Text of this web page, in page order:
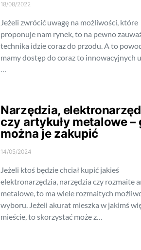
18/08/2022
Jeżeli zwrócić uwagę na możliwości, które
proponuje nam rynek, to na pewno
technika idzie coraz do przodu. A to
mamy dostęp do coraz to innowacyjnych
…
Narzędzia,
czy artykuły metalowe –
można je zakupić
14/05/2024
Jeżeli ktoś będzie chciał kupić jakieś
elektronarzędzia, narzędzia czy rozmaite
metalowe, to ma wiele rozmaitych
wyboru. Jeżeli akurat mieszka w jakimś
mieście, to skorzystać może z…